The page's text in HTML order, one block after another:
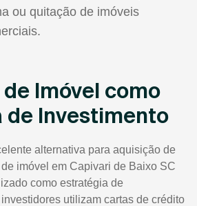
ou quitação de imóveis
Imóvel como
de Investimento
alternativa para aquisição de
imóvel em Capivari de Baixo SC
como estratégia de
utilizam cartas de crédito